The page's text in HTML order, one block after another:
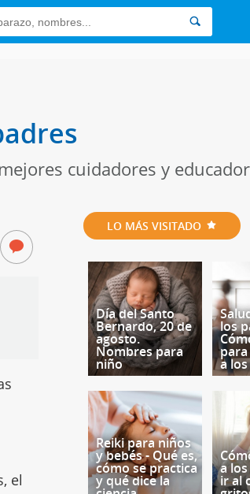
cuidadores y
el
LO MÁS VISITADO
Día del Santo
Bernardo, 20 de
agosto.
Nombres para
niño
los
a
Reiki para niños
y bebés - Qué es,
cómo se practica
y qué dice la
a
ir al